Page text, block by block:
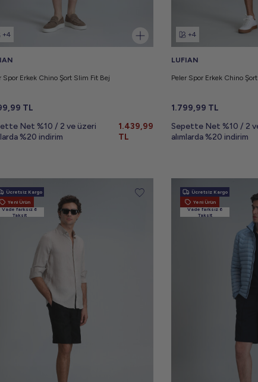
+4
Spor Erkek Chino Şort Slim Fit Bej
TL
Net %10 / 2 ve üzeri
%20 indirim
1.439,99
TL
+4
LUFIAN
Peler Spor Erkek Chino
1.799,99 TL
Sepette Net %10 / 2
alımlarda %20 indirim
Ücretsiz Kargo
Yeni Ürün
Vade farksız 6
Taksit
Ücretsiz Kargo
Yeni Ürün
Vade farksız 6
Taksit